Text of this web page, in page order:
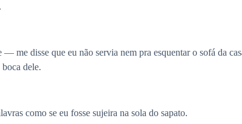
me disse que eu não servia nem pra esquentar o sofá da
dele.
como se eu fosse sujeira na sola do sapato.